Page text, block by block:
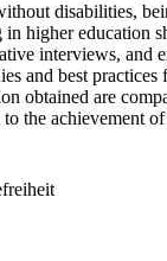
disabilities,
higher education
interviews,
and best
obtained are
the achievement